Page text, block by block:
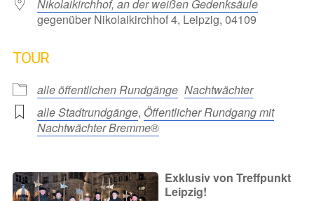
Nikolaikirchhof, an der weißen Gedenksäule
gegenüber Nikolaikirchhof 4, Leipzig, 04109
TOUR
alle öffentlichen Rundgänge Nachtwächter
alle Stadtrundgänge, Öffentlicher Rundgang mit
Nachtwächter Bremme®
Exklusiv von Treffpunkt
Leipzig!